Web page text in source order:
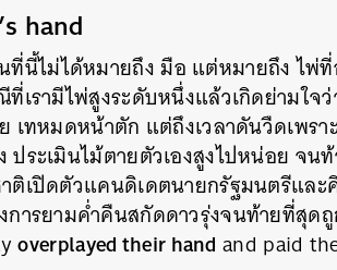
hand
ที่นี้ไม่ได้หมายถึง มือ แต่หมายถึง ไพ่
เรามีไพ่สูงระดับหนึ่งแล้วเกิดย่ามใจ
เทหมดหน้าตัก แต่ถึงเวลาดันวืดเพร
ประเมินไม้ตายตัวเองสูงไปหน่อย จน
ติเปิดตัวแคนดิเดตนายกรัฐมนตรีแล
การยามค่ำคืนสกัดดาวรุ่งจนท้ายที่สุ
overplayed their hand and paid
SHARE TWEET